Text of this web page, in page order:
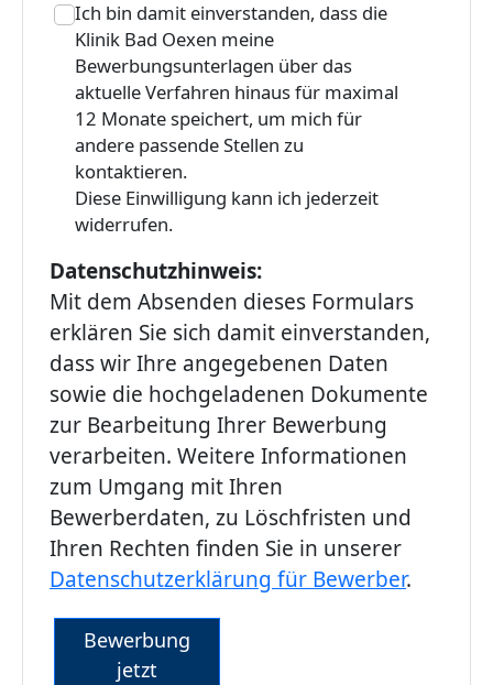
Ich bin damit einverstanden, dass die
Klinik Bad Oexen meine
Bewerbungsunterlagen über das
aktuelle Verfahren hinaus für maximal
12 Monate speichert, um mich für
andere passende Stellen zu
kontaktieren.
Diese Einwilligung kann ich jederzeit
widerrufen.
Datenschutzhinweis:
Mit dem Absenden dieses Formulars
erklären Sie sich damit einverstanden,
dass wir Ihre angegebenen Daten
sowie die hochgeladenen Dokumente
zur Bearbeitung Ihrer Bewerbung
verarbeiten. Weitere Informationen
zum Umgang mit Ihren
Bewerberdaten, zu Löschfristen und
Ihren Rechten finden Sie in unserer
Datenschutzerklärung für Bewerber.
Bewerbung
jetzt